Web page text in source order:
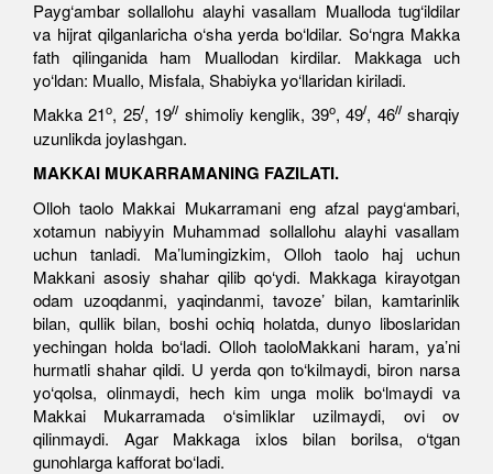
Payg‘ambar sollallohu alayhi vasallam Mualloda tug‘ildilar
va hijrat qilganlaricha o‘sha yerda bo‘ldilar. So‘ngra Makka
fath qilinganida ham Muallodan kirdilar. Makkaga uch
yo‘ldan: Muallo, Misfala, Shabiyka yo‘llaridan kiriladi.
Makka 21o, 25/, 19//shimoliy kenglik, 39o, 49/, 46//sharqiy
uzunlikda joylashgan.
MAKKAI MUKARRAMANING FAZILATI.
Olloh taolo Makkai Mukarramani eng afzal payg‘ambari,
xotamun nabiyyin Muhammad sollallohu alayhi vasallam
uchun tanladi. Ma’lumingizkim, Olloh taolo haj uchun
Makkani asosiy shahar qilib qo‘ydi. Makkaga kirayotgan
odam uzoqdanmi, yaqindanmi, tavoze’ bilan, kamtarinlik
bilan, qullik bilan, boshi ochiq holatda, dunyo liboslaridan
yechingan holda bo‘ladi. Olloh taoloMakkani haram, ya’ni
hurmatli shahar qildi. U yerda qon to‘kilmaydi, biron narsa
yo‘qolsa, olinmaydi, hech kim unga molik bo‘lmaydi va
Makkai Mukarramada o‘simliklar uzilmaydi, ovi ov
qilinmaydi. Agar Makkaga ixlos bilan borilsa, o‘tgan
gunohlarga kafforat bo‘ladi.